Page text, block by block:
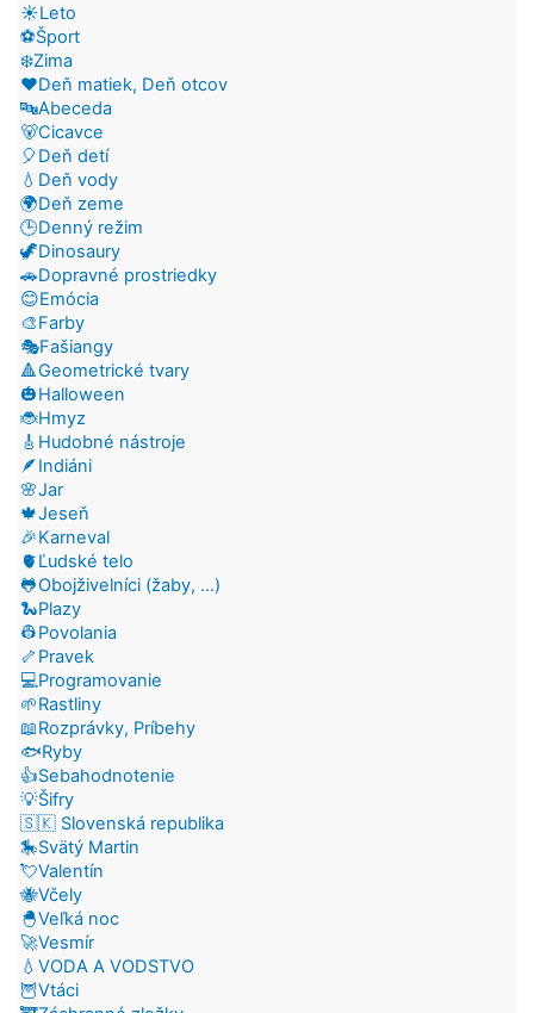
☀️Leto
⚽Šport
❄️Zima
❤️Deň matiek, Deň otcov
🔤Abeceda
🐻Cicavce
🎈Deň detí
💧Deň vody
🌍Deň zeme
🕒Denný režim
🦖Dinosaury
🚗Dopravné prostriedky
😊Emócia
🎨Farby
🎭Fašiangy
🔺Geometrické tvary
🎃Halloween
🐞Hmyz
🎸Hudobné nástroje
🪶Indiáni
🌸Jar
🍁Jeseň
🎉Karneval
🫀Ľudské telo
🐸Obojživelníci (žaby, ...)
🐍Plazy
👷Povolania
🦴Pravek
💻Programovanie
🌱Rastliny
📖Rozprávky, Príbehy
🐟Ryby
👍Sebahodnotenie
💡Šifry
🇸🇰 Slovenská republika
🎠Svätý Martin
💘Valentín
🐝Včely
🐣Veľká noc
🚀Vesmír
💧VODA A VODSTVO
🦉Vtáci